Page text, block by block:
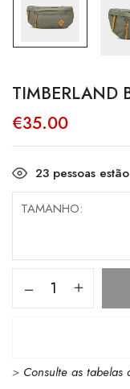
TIMBERLAND
€35.00
23 pessoas
TAMANHO
Quantidade
GREY
> Consulte as tabelas